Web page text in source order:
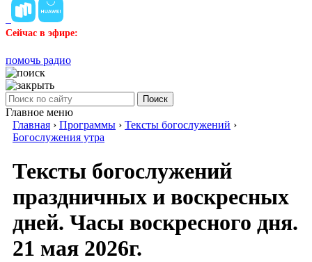
Сейчас в эфире:
помочь радио
Поиск
Главное меню
Главная › Программы › Тексты богослужений ›
Богослужения утра
Тексты богослужений
праздничных и воскресных
дней. Часы воскресного дня.
21 мая 2026г.